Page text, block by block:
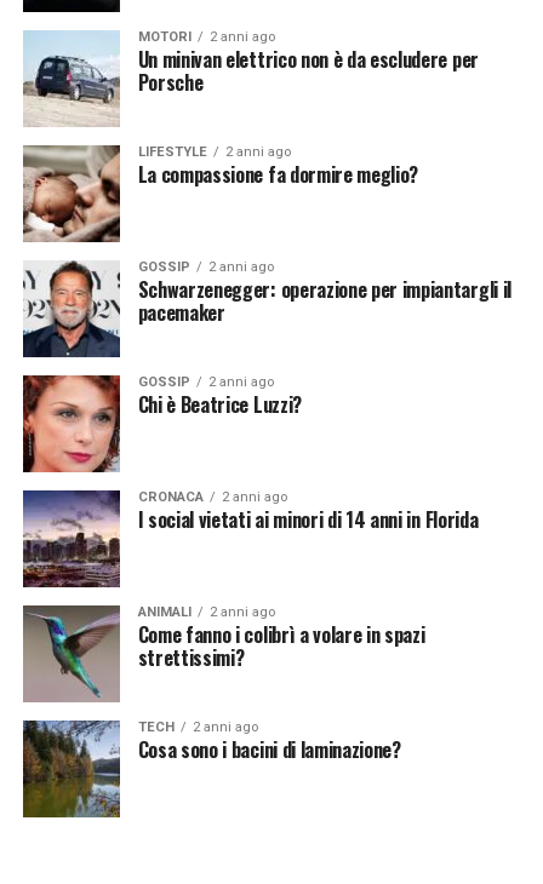
notizie del giorno? Iscriviti alla nostra Newsletter
notizie del giorno? Iscriviti alla nostra Newsletter
MOTORI 2 anni ago
Un minivan elettrico non è da escludere per
Porsche
LIFESTYLE 2 anni ago
La compassione fa dormire meglio?
GOSSIP 2 anni ago
Schwarzenegger: operazione per impiantargli il
pacemaker
GOSSIP 2 anni ago
Chi è Beatrice Luzzi?
CRONACA 2 anni ago
I social vietati ai minori di 14 anni in Florida
ANIMALI 2 anni ago
Come fanno i colibrì a volare in spazi
strettissimi?
TECH 2 anni ago
Cosa sono i bacini di laminazione?